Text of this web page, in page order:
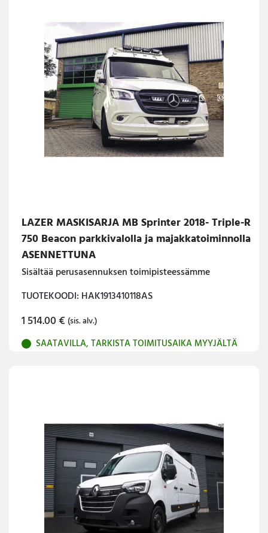
LAZER MASKISARJA MB Sprinter 2018- Triple-R
750 Beacon parkkivalolla ja majakkatoiminnolla
ASENNETTUNA
Sisältää perusasennuksen toimipisteessämme
TUOTEKOODI: HAK1913410118AS
1 514.00€ (sis. alv.)
SAATAVILLA, TARKISTA TOIMITUSAIKA MYYJÄLTÄ